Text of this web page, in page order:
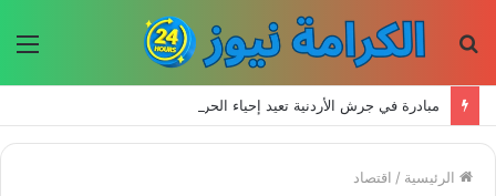
الرئيسية / اقتصاد